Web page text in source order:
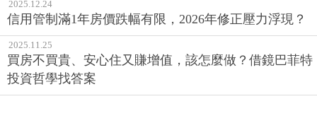
2025.12.24
信用管制滿1年房價跌幅有限，2026年修正壓力浮現？
2025.11.25
買房不買貴、安心住又賺增值，該怎麼做？借鏡巴菲特
投資哲學找答案